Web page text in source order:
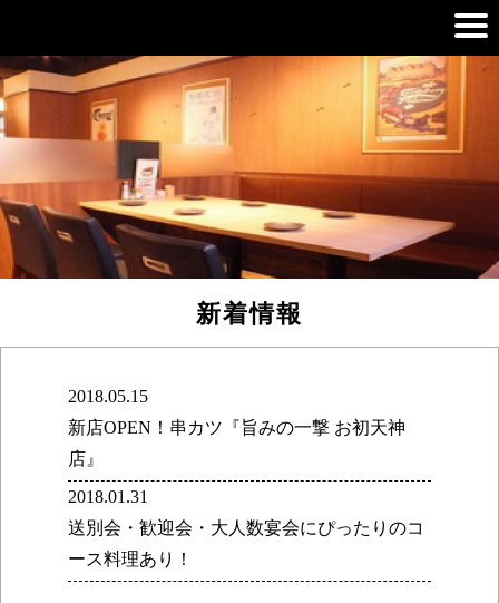
新着情報
2018.05.15
新店OPEN！串カツ『旨みの一撃 お初天神
店』
2018.01.31
送別会・歓迎会・大人数宴会にぴったりのコ
ース料理あり！